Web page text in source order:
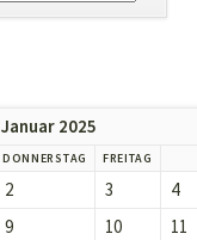
Januar 2025
DONNERSTAG FREITAG
2 3
4
9 10 11